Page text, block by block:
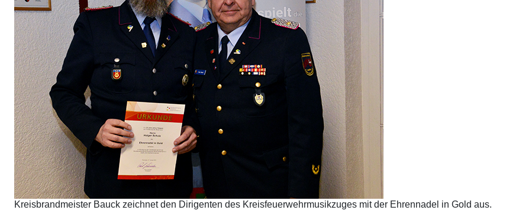
Kreisbrandmeister Bauck zeichnet den Dirigenten des Kreisfeuerwehrmusikzuges mit der Ehrennadel in Gold aus.